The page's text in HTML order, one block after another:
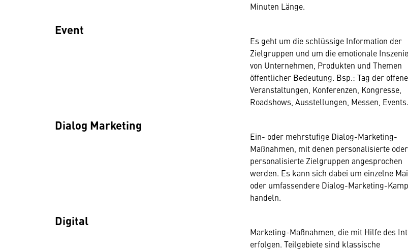
Minuten Länge.
Event
Es geht um die schlüssige Information der
Zielgruppen und um die emotionale
von Unternehmen, Produkten und Themen
öffentlicher Bedeutung. Bsp.: Tag der
Veranstaltungen, Konferenzen, Kongresse,
Roadshows, Ausstellungen, Messen, Events.
Dialog Marketing
Ein- oder mehrstufige Dialog-Marketing-
Maßnahmen, mit denen personalisierte
personalisierte Zielgruppen angesprochen
werden. Es kann sich dabei um einzelne
oder umfassendere Dialog-Marketing-
handeln.
Digital
Marketing-Maßnahmen, die mit Hilfe des
erfolgen. Teilgebiete sind klassische